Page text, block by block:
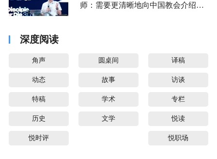
师：需要更清晰地向中国教会介绍福
深度阅读
角声 圆桌间 译稿
动态 故事 访谈
特稿 学术 专栏
历史 文学 悦读
悦时评 悦职场